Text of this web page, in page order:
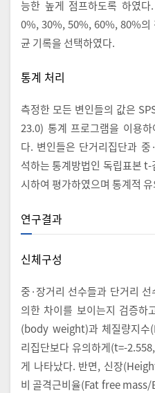
능한 높게 점프하도록 하였
0%, 30%, 50%, 60%, 80%의
균 기록을 선택하였다.
통계 처리
측정한 모든 변인들의 값은
23.0) 통계 프로그램을 이용
다. 변인들은 단거리집단과
석하는 통계방법인 독립표본
시하여 평가하였으며 통계적
연구결과
신체구성
중·장거리 선수들과 단거리
의한 차이를 보이는지 검증하
(body weight)과 체질량지수
리집단보다 유의하게(t=-2.558,
게 나타났다. 반면, 신장
비 골격근비율(Fat free